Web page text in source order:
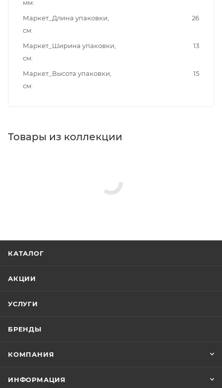
мм
Маркет_Длина упаковки,
см
26
Маркет_Ширина упаковки,
см
13
Маркет_Высота упаковки,
см
15
Товары из коллекции
Дозаторы
Стаканы для ванной
Аксессуары для ванной, Товар, 00-011109440
Cezares
00-01110944
4795.02
Olimp
Италия